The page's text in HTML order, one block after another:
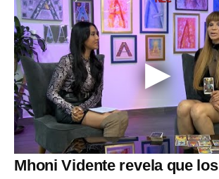
Mhoni Vidente revela que los